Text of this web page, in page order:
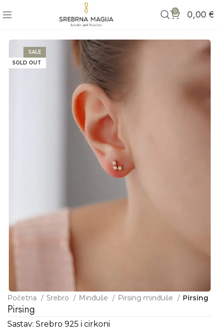
0 0,00 €
SALE
SOLD OUT
Početna Srebro Minđuše Pirsing minđuše Pirsing
Pirsing
Sastav: Srebro 925 i cirkoni